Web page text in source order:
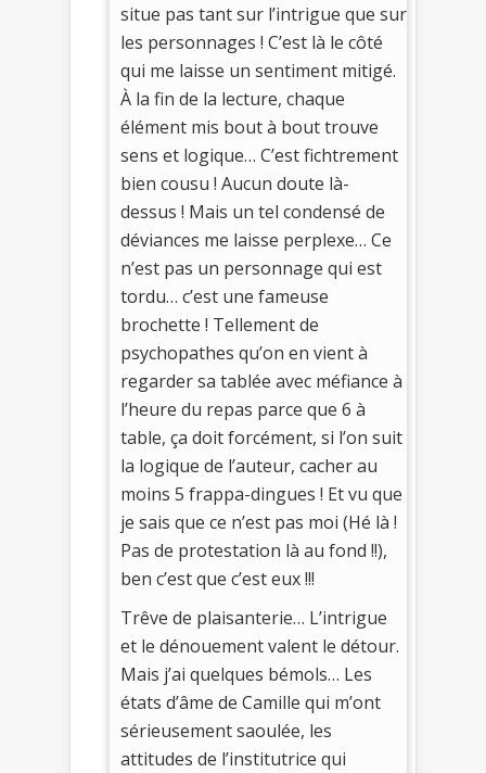
situe pas tant sur l’intrigue que sur
les personnages ! C’est là le côté
qui me laisse un sentiment mitigé.
À la fin de la lecture, chaque
élément mis bout à bout trouve
sens et logique… C’est fichtrement
bien cousu ! Aucun doute là-
dessus ! Mais un tel condensé de
déviances me laisse perplexe… Ce
n’est pas un personnage qui est
tordu… c’est une fameuse
brochette ! Tellement de
psychopathes qu’on en vient à
regarder sa tablée avec méfiance à
l’heure du repas parce que 6 à
table, ça doit forcément, si l’on suit
la logique de l’auteur, cacher au
moins 5 frappa-dingues ! Et vu que
je sais que ce n’est pas moi (Hé là !
Pas de protestation là au fond !!),
ben c’est que c’est eux !!!
Trêve de plaisanterie… L’intrigue
et le dénouement valent le détour.
Mais j’ai quelques bémols… Les
états d’âme de Camille qui m’ont
sérieusement saoulée, les
attitudes de l’institutrice qui